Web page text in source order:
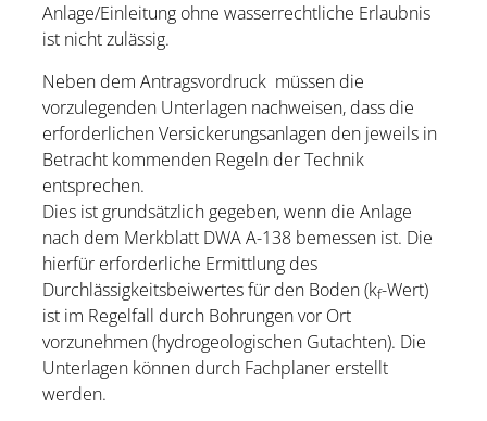
Anlage/Einleitung ohne wasserrechtliche Erlaubnis
ist nicht zulässig.
Neben dem Antragsvordruck müssen die
vorzulegenden Unterlagen nachweisen, dass die
erforderlichen Versickerungsanlagen den jeweils in
Betracht kommenden Regeln der Technik
entsprechen.
Dies ist grundsätzlich gegeben, wenn die Anlage
nach dem Merkblatt DWA A-138 bemessen ist. Die
hierfür erforderliche Ermittlung des
Durchlässigkeitsbeiwertes für den Boden (kf-Wert)
ist im Regelfall durch Bohrungen vor Ort
vorzunehmen (hydrogeologischen Gutachten). Die
Unterlagen können durch Fachplaner erstellt
werden.